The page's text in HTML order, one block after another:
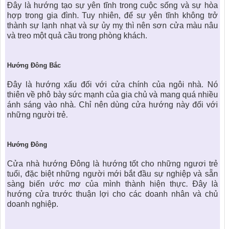
Đây là hướng tạo sự yên tĩnh trong cuộc sống và sự hòa
hợp trong gia đình. Tuy nhiên, để sự yên tĩnh không trở
thành sự lạnh nhạt và sự ủy mỵ thì nên sơn cửa màu nâu
và treo một quả cầu trong phòng khách.
Hướng Đông Bắc
Đây là hướng xấu đối với cửa chính của ngôi nhà. Nó
thiên về phô bày sức mạnh của gia chủ và mang quá nhiều
ánh sáng vào nhà. Chỉ nên dùng cửa hướng này đối với
những người trẻ.
Hướng Đông
Cửa nhà hướng Đông là hướng tốt cho những ngươi trẻ
tuổi, đặc biệt những người mới bắt đầu sự nghiệp và sẵn
sàng biến ước mơ của mình thành hiện thực. Đây là
hướng cửa trước thuận lợi cho các doanh nhân và chủ
doanh nghiệp.